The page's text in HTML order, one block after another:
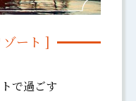
ート ]
で過ごす